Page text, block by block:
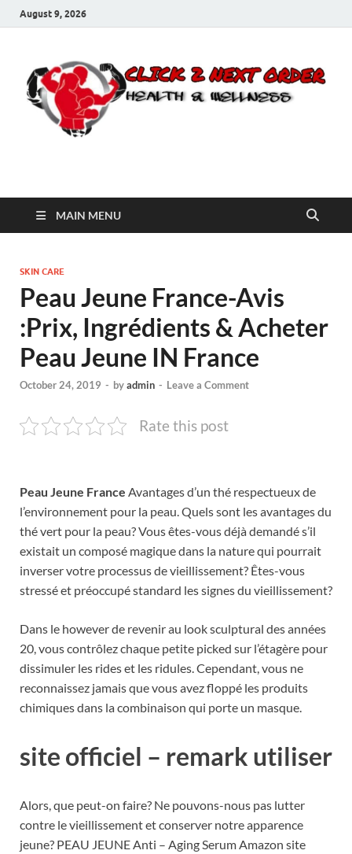
August 9, 2026
Click 2 Next Order
MAIN MENU
SKIN CARE
Peau Jeune France-Avis
:Prix, Ingrédients & Acheter
Peau Jeune IN France
October 24, 2019 - byadmin - Leave a Comment
Rate this post
Peau Jeune France Avantages d’un thé respectueux de
l’environnement pour la peau. Quels sont les avantages du
thé vert pour la peau? Vous êtes-vous déjà demandé s’il
existait un composé magique dans la nature qui pourrait
inverser votre processus de vieillissement? Êtes-vous
stressé et préoccupé standard les signes du vieillissement?
Dans le however de revenir au look sculptural des années
20, vous contrôlez chaque petite picked sur l’étagère pour
dissimuler les rides et les ridules. Cependant, vous ne
reconnaissez jamais que vous avez floppé les produits
chimiques dans la combinaison qui porte un masque.
site officiel – remark utiliser
Alors, que peut-on faire? Ne pouvons-nous pas lutter
contre le vieillissement et conserver notre apparence
jeune? PEAU JEUNE Anti – Aging Serum Amazon site